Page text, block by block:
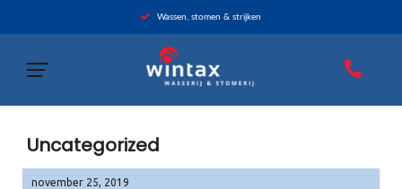
Wassen, stomen & strijken
Uncategorized
november 25, 2019